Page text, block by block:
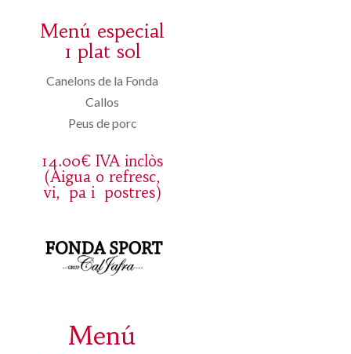
Menú especial
1 plat sol
Canelons de la Fonda
Callos
Peus de porc
14.00€ IVA inclòs
(Aigua o refresc,
vi, pa i postres)
Menú